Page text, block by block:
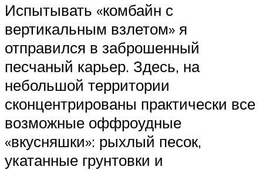
Испытывать «комбайн с
вертикальным взлетом» я
отправился в заброшенный
песчаный карьер. Здесь, на
небольшой территории
сконцентрированы практически все
возможные оффроудные
«вкусняшки»: рыхлый песок,
укатанные грунтовки и